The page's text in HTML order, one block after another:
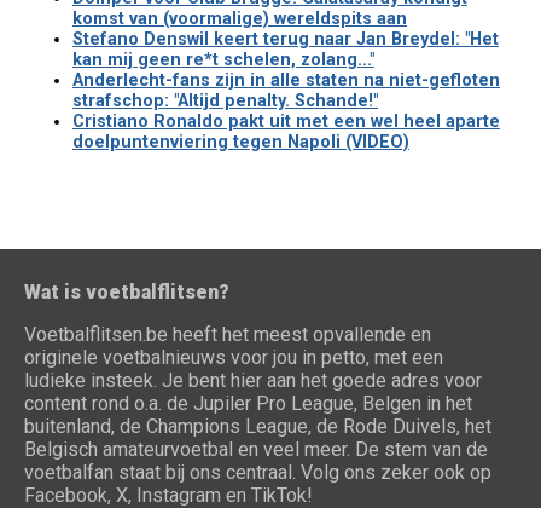
komst van (voormalige) wereldspits aan
Stefano Denswil keert terug naar Jan Breydel: "Het
kan mij geen re*t schelen, zolang..."
Anderlecht-fans zijn in alle staten na niet-gefloten
strafschop: "Altijd penalty. Schande!"
Cristiano Ronaldo pakt uit met een wel heel aparte
doelpuntenviering tegen Napoli (VIDEO)
Wat is voetbalflitsen?
Voetbalflitsen.be heeft het meest opvallende en
originele voetbalnieuws voor jou in petto, met een
ludieke insteek. Je bent hier aan het goede adres voor
content rond o.a. de Jupiler Pro League, Belgen in het
buitenland, de Champions League, de Rode Duivels, het
Belgisch amateurvoetbal en veel meer. De stem van de
voetbalfan staat bij ons centraal. Volg ons zeker ook op
Facebook, X, Instagram en TikTok!